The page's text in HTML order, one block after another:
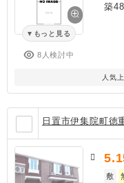
もっと見る
8人検討中
築
人気
日置市伊集院町徳
敷